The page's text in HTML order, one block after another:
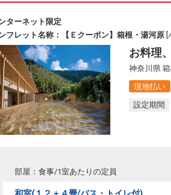
ターネット限定
フレット名称：【Ｅクーポン】箱根・湯河原
お料理
神奈川県
現地払い
設定期間
部屋：食事/1室あたりの定員